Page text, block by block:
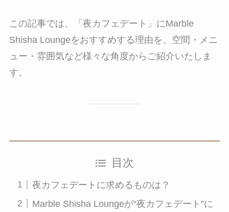
この記事では、「夜カフェデート」にMarble
Shisha Loungeをおすすめする理由を、空間・メニ
ュー・雰囲気など様々な角度からご紹介いたしま
す。
目次
夜カフェデートに求めるものは？
Marble Shisha Loungeが“夜カフェデート”に